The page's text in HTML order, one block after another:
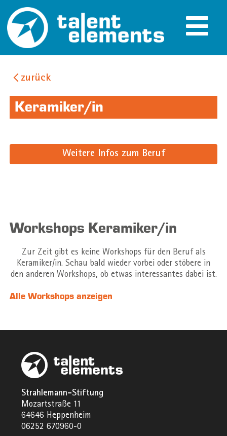
zurück
Keramiker/in
Weitere Infos zum Beruf
Workshops Keramiker/in
Zur Zeit gibt es keine Workshops für den Beruf als
Keramiker/in. Schau bald wieder vorbei oder stöbere in
den anderen Workshops, ob etwas interessantes dabei ist.
Alle Workshops anzeigen
Strahlemann-Stiftung
Mozartstraße 11
64646 Heppenheim
06252 670960-0